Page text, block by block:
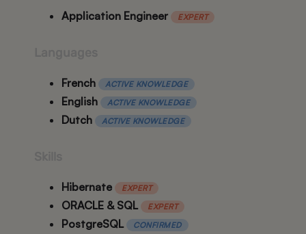
Application Engineer EXPERT
French ACTIVE KNOWLEDGE
English ACTIVE KNOWLEDGE
Dutch ACTIVE KNOWLEDGE
Hibernate EXPERT
ORACLE & SQL EXPERT
PostgreSQL CONFIRMED